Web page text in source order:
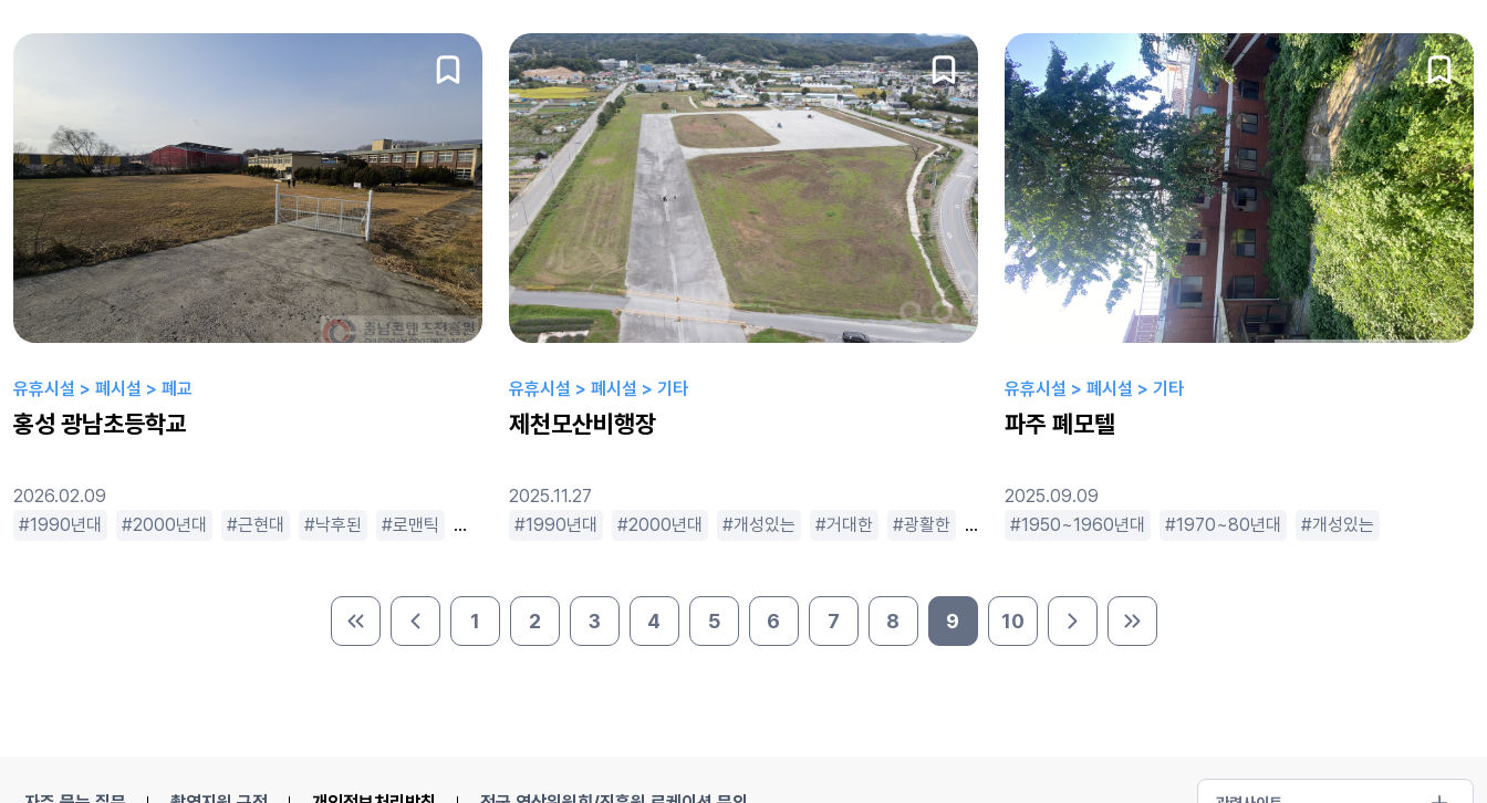
유휴시설 > 폐시설 > 폐교
홍성 광남초등학교
2026.02.09
1990년대
2000년대 근현대 낙후된 로맨틱 소박한 스릴러 심플한 옛날느낌 조용한 좁은 한적한 호러 휴먼드라마
유휴시설 > 폐시설 > 기타
제천모산비행장
2025.11.27
1990년대
2000년대 개성있는 거대한 광활한 낙후된 스릴러 액션물 옛날느낌 오래된
유휴시설 > 폐시설 > 기타
파주 폐모텔
2025.09.09
1950~1960년대
1970~80년대 개성있는
처음 페이지이전 페이지
1 2 3 4 5 6 7 8 9 10 다음 페이지마지막 페이지